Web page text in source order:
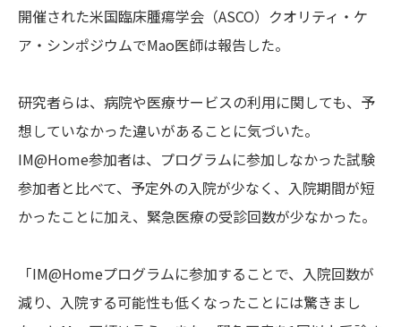
開催された米国臨床腫瘍学会（ASCO）クオリティ・ケ
ア・シンポジウムでMao医師は報告した。
研究者らは、病院や医療サービスの利用に関しても、予
想していなかった違いがあることに気づいた。
IM@Home参加者は、プログラムに参加しなかった試験
参加者と比べて、予定外の入院が少なく、入院期間が短
かったことに加え、緊急医療の受診回数が少なかった。
「IM@Homeプログラムに参加することで、入院回数が
減り、入院する可能性も低くなったことには驚きまし